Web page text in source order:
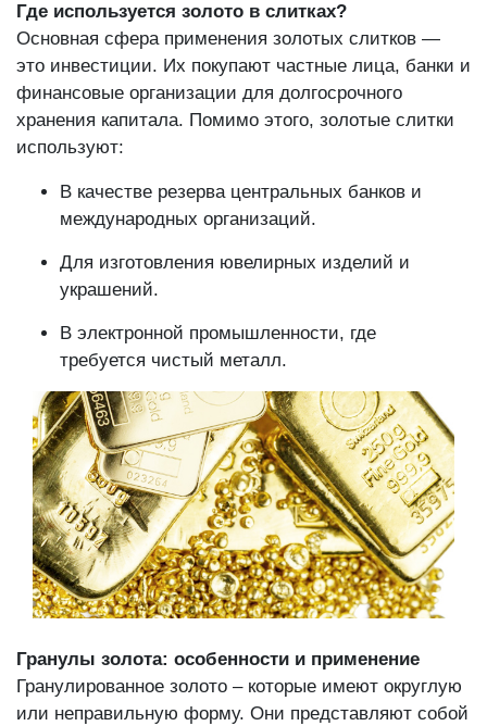
Где используется золото в слитках?
Основная сфера применения золотых слитков —
это инвестиции. Их покупают частные лица, банки и
финансовые организации для долгосрочного
хранения капитала. Помимо этого, золотые слитки
используют:
В качестве резерва центральных банков и
международных организаций.
Для изготовления ювелирных изделий и
украшений.
В электронной промышленности, где
требуется чистый металл.
Гранулы золота: особенности и применение
Гранулированное золото – которые имеют округлую
или неправильную форму. Они представляют собой